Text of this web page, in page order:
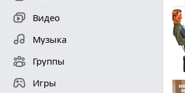
Видео
Музыка
Группы
Игры